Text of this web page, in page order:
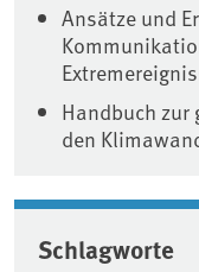
Ansätze und
Handbuch zur
den
Schlagworte